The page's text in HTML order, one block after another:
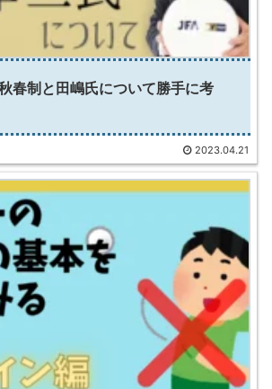
春制と田嶋氏について勝手に考
2023.04.21